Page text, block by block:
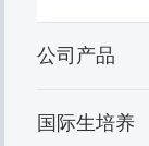
公司产品
国际生培养